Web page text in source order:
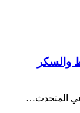
والسكر
المتحدث…